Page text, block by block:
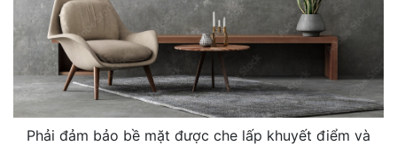
Phải đảm bảo bề mặt được che lấp khuyết điểm và